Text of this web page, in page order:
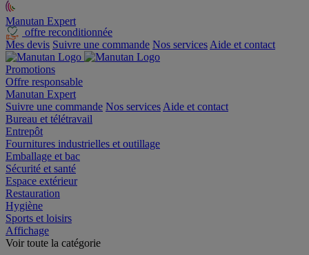
Manutan Expert
offre reconditionnée
Mes devis Suivre une commande Nos services Aide et contact
Promotions
Offre responsable
Manutan Expert
Suivre une commande Nos services Aide et contact
Bureau et télétravail
Entrepôt
Fournitures industrielles et outillage
Emballage et bac
Sécurité et santé
Espace extérieur
Restauration
Hygiène
Sports et loisirs
Affichage
Voir toute la catégorie